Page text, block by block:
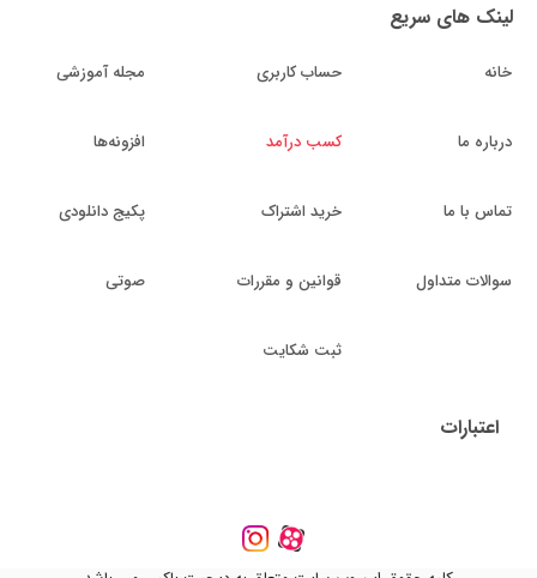
لینک های سریع
خانه
درباره ما
تماس با ما
سوالات متداول
حساب کاربری
کسب درآمد
خرید اشتراک
قوانین و مقررات
ثبت شکایت
مجله آموزشی
افزونه‌ها
پکیج دانلودی
صوتی
اعتبارات